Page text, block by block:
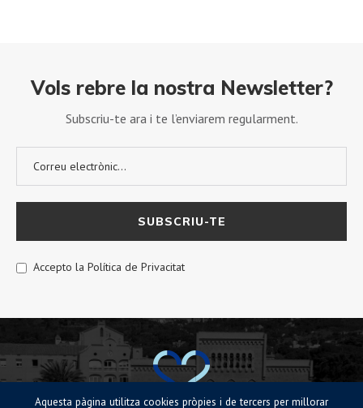
Vols rebre la nostra Newsletter?
Subscriu-te ara i te l’enviarem regularment.
Accepto la Política de Privacitat
Aquesta pàgina utilitza cookies pròpies i de tercers per millorar